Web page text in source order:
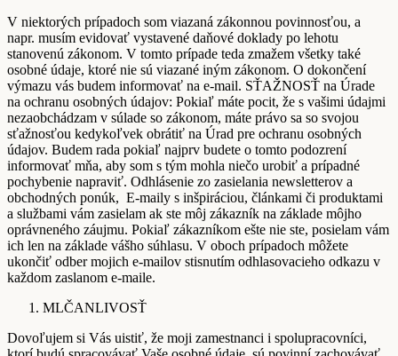
V niektorých prípadoch som viazaná zákonnou povinnosťou, a
napr. musím evidovať vystavené daňové doklady po lehotu
stanovenú zákonom. V tomto prípade teda zmažem všetky také
osobné údaje, ktoré nie sú viazané iným zákonom. O dokončení
výmazu vás budem informovať na e-mail. SŤAŽNOSŤ na Úrade
na ochranu osobných údajov: Pokiaľ máte pocit, že s vašimi údajmi
nezaobchádzam v súlade so zákonom, máte právo sa so svojou
sťažnosťou kedykoľvek obrátiť na Úrad pre ochranu osobných
údajov. Budem rada pokiaľ najprv budete o tomto podozrení
informovať mňa, aby som s tým mohla niečo urobiť a prípadné
pochybenie napraviť. Odhlásenie zo zasielania newsletterov a
obchodných ponúk, E-maily s inšpiráciou, článkami či produktami
a službami vám zasielam ak ste môj zákazník na základe môjho
oprávneného záujmu. Pokiaľ zákazníkom ešte nie ste, posielam vám
ich len na základe vášho súhlasu. V oboch prípadoch môžete
ukončiť odber mojich e-mailov stisnutím odhlasovacieho odkazu v
každom zaslanom e-maile.
MLČANLIVOSŤ
Dovoľujem si Vás uistiť, že moji zamestnanci i spolupracovníci,